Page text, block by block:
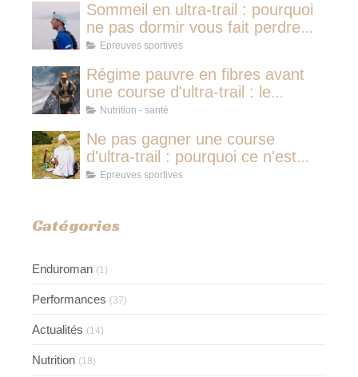
Sommeil en ultra-trail : pourquoi
ne pas dormir vous fait perdre
plus de temps qu'une micro-
Epreuves sportives
Régime pauvre en fibres avant
une course d'ultra-trail : le
protocole nutritionnel des
Nutrition - santé
Ne pas gagner une course
d'ultra-trail : pourquoi ce n'est
jamais avoir couru pour rien
Epreuves sportives
Catégories
Enduroman (1)
Performances (37)
Actualités (14)
Nutrition (18)